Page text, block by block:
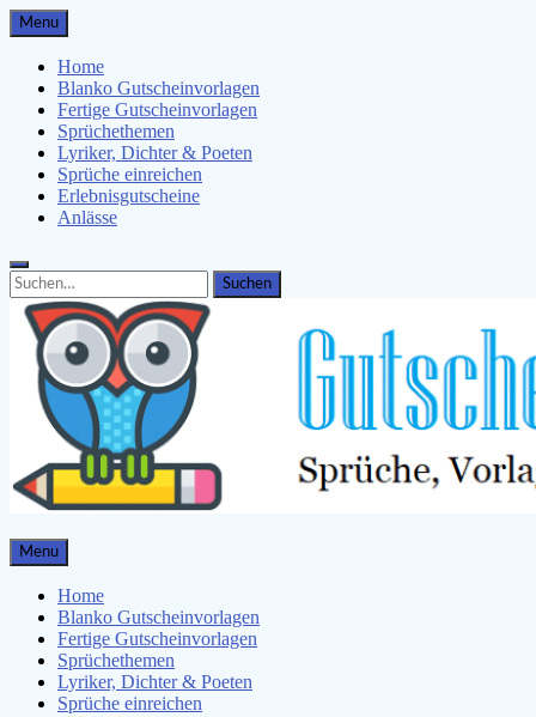
Skip
to
content
Menu
Home
Blanko Gutscheinvorlagen
Fertige Gutscheinvorlagen
Sprüchethemen
Lyriker, Dichter & Poeten
Sprüche einreichen
Erlebnisgutscheine
Anlässe
Search
for:
Search
Gutscheinspruch.de
Gutscheinsprüche & Gutscheinvorlagen finden
Menu
Home
Blanko Gutscheinvorlagen
Fertige Gutscheinvorlagen
Sprüchethemen
Lyriker, Dichter & Poeten
Sprüche einreichen